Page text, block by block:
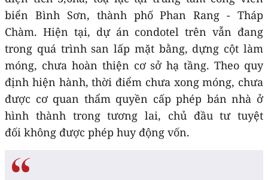
biển Bình Sơn, thành phố Phan Rang - Tháp
Chàm. Hiện tại, dự án condotel trên vẫn đang
trong quá trình san lấp mặt bằng, dựng cột làm
móng, chưa hoàn thiện cơ sở hạ tầng. Theo quy
định hiện hành, thời điểm chưa xong móng, chưa
được cơ quan thẩm quyền cấp phép bán nhà ở
hình thành trong tương lai, chủ đầu tư tuyệt
đối không được phép huy động vốn.